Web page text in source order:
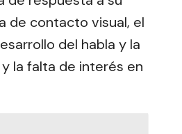
de contacto visual, el
del habla y la
la falta de interés en